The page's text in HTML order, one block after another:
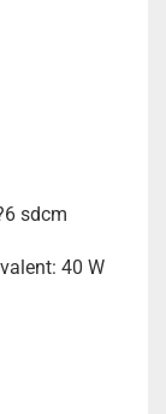
sdcm
40 W